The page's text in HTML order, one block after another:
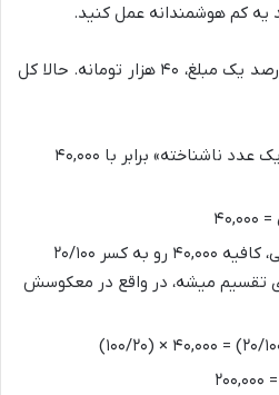
یه کم هوشمندانه عمل کنید.
فرض کنید به شما میگن ۲۰ درصد یک مبلغ، ۴۰ هزار تومانه. حالا کل
ما می دونیم که ۲۰٪ از «یک عدد ناشناخته» برابر با ۴۰,۰۰۰
برای پیدا کردن عدد اصلی، کافیه ۴۰,۰۰۰ رو به کسر ۲۰/۱۰۰
تقسیم میشه، در واقع در معکوسش